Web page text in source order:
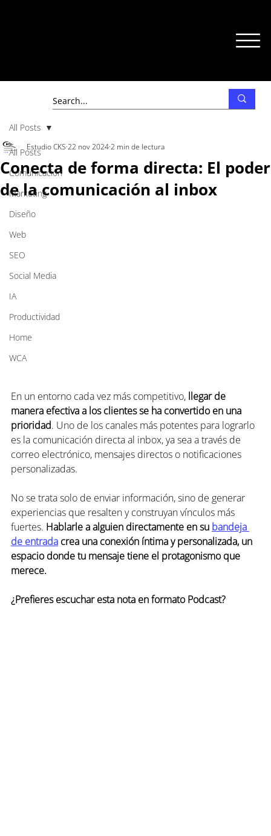
All Posts
Comunicación
Marketing
Diseño
Web
SEO
Social Media
IA
Productividad
Home
WCA
All Posts
Conecta de forma directa: El poder
de la comunicación al inbox
Estudio CKS 22 nov 20242 min de lectura
En un entorno cada vez más competitivo, llegar de
manera efectiva a los clientes se ha convertido en una
prioridad. Uno de los canales más potentes para lograrlo
es la comunicación directa al inbox, ya sea a través de
correo electrónico, mensajes directos o notificaciones
personalizadas.
No se trata solo de enviar información, sino de generar
experiencias que resalten y construyan vínculos más
fuertes. Hablarle a alguien directamente en su bandeja
de entrada crea una conexión íntima y personalizada, un
espacio donde tu mensaje tiene el protagonismo que
merece.
¿Prefieres escuchar esta nota en formato Podcast?